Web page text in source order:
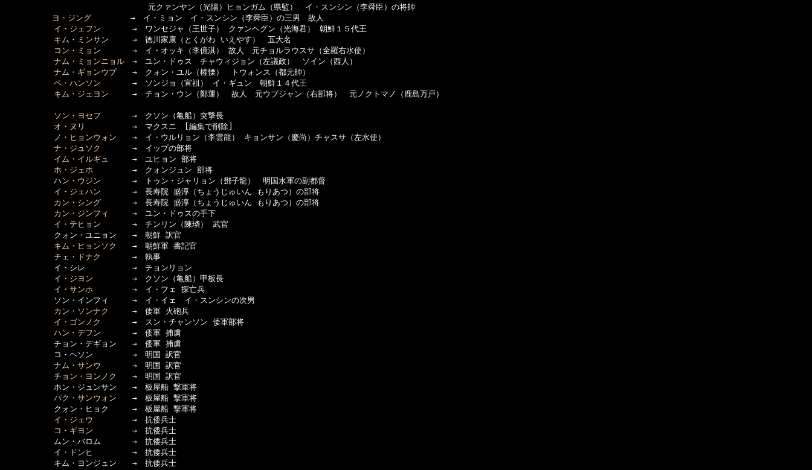
  　　　　　　　　　　　　　　　　　元クァンヤン（光陽）ヒョンガム（県監）　イ・スンシン（李舜臣）の将帥
ヨ・ジング →　イ・ミョン　イ・スンシン（李舜臣）の三男　故人
イ・ジェフン →　ワンセジャ（王世子） クァンヘグン（光海君） 朝鮮１５代王
キム・ミンサン →　徳川家康（とくがわ いえやす）　五大名
コン・ミョン →　イ・オッキ（李億淇） 故人　元チョルラウスサ（全羅右水使）
ナム・ミョンニョル →　ユン・ドゥス　チャウィジョン（左議政）　ソイン（西人）
ナム・ギョンウプ →　クォン・ユル（權慄）　トウォンス（都元帥）
ペ・ハンソン →　ソンジョ（宣祖） イ・ギュン　朝鮮１４代王
キム・ジェヨン →　チョン・ウン（鄭運）　故人　元ウブジャン（右部将）　元ノクトマノ（鹿島万戸）
ソン・ヨセフ →　クソン（亀船）突撃長
オ・ヌリ
→　マクスニ　[編集で削除]
ノ・ヒョンウォン →　イ・ウルリョン（李雲龍） キョンサン（慶尚）チャスサ（左水使）
ナ・ジュソク
→　イップの部将
イム・イルギュ
→　ユヒョン 部将
ホ・ジェホ →　クォンジュン 部将
ハン・ウジン →　トゥン・ジャリョン（鄧子龍）　明国水軍の副都督
イ・ジェハン →　長寿院 盛淳（ちょうじゅいん もりあつ）の部将
カン・シング →　長寿院 盛淳（ちょうじゅいん もりあつ）の部将
カン・ジンフィ
→　ユン・ドゥスの手下
イ・テヒョン →　チンリン（陳璘） 武官
  　　　　　クォン・ユニョン　　→　朝鮮 訳官
キム・ヒョンソク
→　朝鮮軍 書記官
チェ・ドナク
→　執事
  　　　　　イ・シレ　　　　　　→　チョンリョン
イ・ジヨン →　クソン（亀船）甲板長
イ・サンホ →　イ・フェ 探亡兵
  　　　　　ソン・インフィ　　　→　イ・イェ　イ・スンシンの次男
カン・ソンナク
→　倭軍 火砲兵
イ・ゴンノク
→　スン・チャンソン 倭軍部将
ハン・デフン →　倭軍 捕虜
  　　　　　チョン・デギョン　　→　倭軍 捕虜
  　　　　　コ・ヘソン　　　　　→　明国 訳官
ナム・サンウ
→　明国 訳官
チョン・ヨンノク
→　明国 訳官
  　　　　　ホン・ジュンサン　　→　板屋船 撃軍将
パク・サンウォン →　板屋船 撃軍将
  　　　　　クォン・ヒョク　　　→　板屋船 撃軍将
イ・ジェウ
→　抗倭兵士
コ・ギヨン →　抗倭兵士
  　　　　　ムン・バロム　　　　→　抗倭兵士
イ・ドンヒ
→　抗倭兵士
  　　　　　キム・ヨンジュン　　→　抗倭兵士